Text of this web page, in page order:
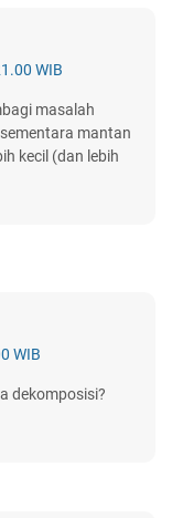
WIB
masalah
mantan
kecil (dan lebih
WIB
dekomposisi?